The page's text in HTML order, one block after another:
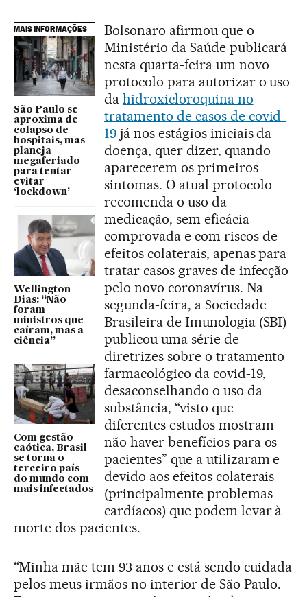
MAIS INFORMAÇÕES
São Paulo se
aproxima de
colapso de
hospitais, mas
planeja
megaferiado
para tentar
evitar
‘lockdown’
Wellington
Dias: “Não
foram
ministros que
caíram, mas a
ciência”
Com gestão
caótica, Brasil
se torna o
terceiro país
do mundo com
mais infectados
Bolsonaro afirmou que o
Ministério da Saúde publicará
nesta quarta-feira um novo
protocolo para autorizar o uso
da hidroxicloroquina no
tratamento de casos de covid-
19já nos estágios iniciais da
doença, quer dizer, quando
aparecerem os primeiros
sintomas. O atual protocolo
recomenda o uso da
medicação, sem eficácia
comprovada e com riscos de
efeitos colaterais, apenas para
tratar casos graves de infecção
pelo novo coronavírus. Na
segunda-feira, a Sociedade
Brasileira de Imunologia (SBI)
publicou uma série de
diretrizes sobre o tratamento
farmacológico da covid-19,
desaconselhando o uso da
substância, “visto que
diferentes estudos mostram
não haver benefícios para os
pacientes” que a utilizaram e
devido aos efeitos colaterais
(principalmente problemas
cardíacos) que podem levar à
morte dos pacientes.
“Minha mãe tem 93 anos e está sendo cuidada
pelos meus irmãos no interior de São Paulo.